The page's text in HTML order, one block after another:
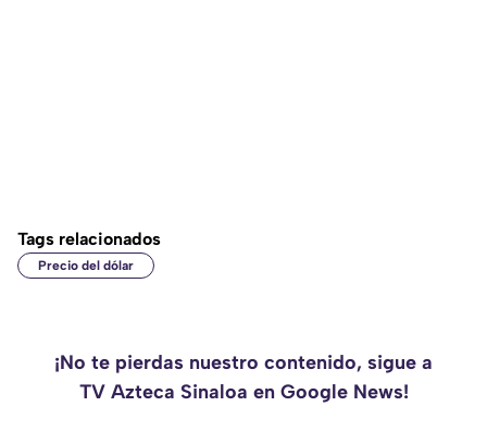
Tags relacionados
Precio del dólar
¡No te pierdas nuestro contenido, sigue a
TV Azteca Sinaloa en Google News!